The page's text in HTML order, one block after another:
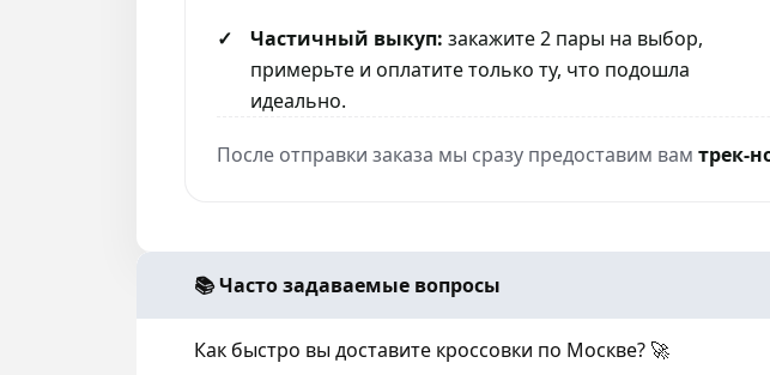
Частичный выкуп: закажите 2 пары на выбор,
примерьте и оплатите только ту, что подошла
идеально.
После отправки заказа мы сразу предоставим вамтрек-
📚 Часто задаваемые вопросы
Как быстро вы доставите кроссовки по Москве? 🚀